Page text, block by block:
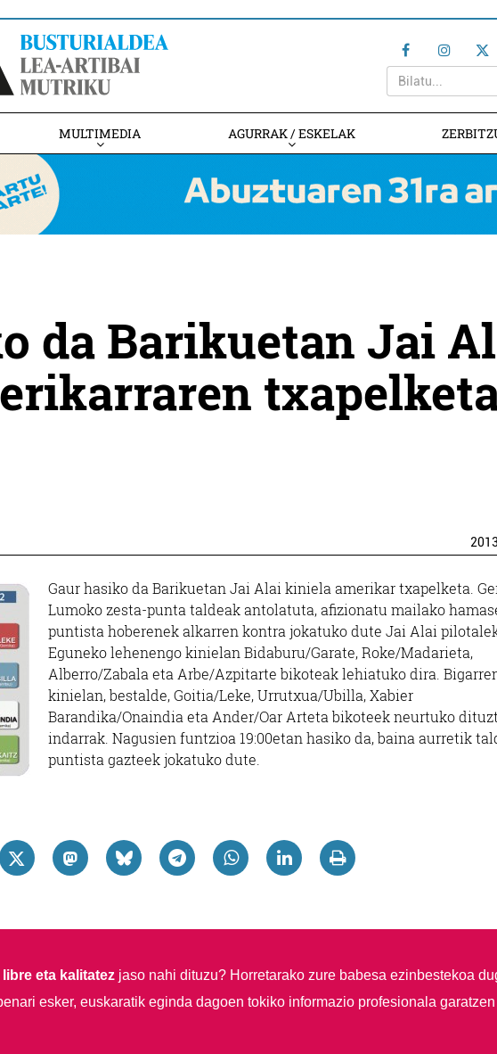
MULTIMEDIA AGURRAK / ESKELAK
da Barikuetan Jai
2013
Gaur hasiko da Barikuetan Jai Alai kiniela amerikar txapelketa.
Lumoko zesta-punta taldeak antolatuta, afizionatu mailako
puntista hoberenek alkarren kontra jokatuko dute Jai Alai
Eguneko lehenengo kinielan Bidaburu/Garate, Roke/Madarieta,
Alberro/Zabala eta Arbe/Azpitarte bikoteak lehiatuko dira.
kinielan, bestalde, Goitia/Leke, Urrutxua/Ubilla, Xabier
Barandika/Onaindia eta Ander/Oar Arteta bikoteek neurtuko
indarrak. Nagusien funtzioa 19:00etan hasiko da, baina aurretik
puntista gazteek jokatuko dute.
eta kalitatezjaso nahi dituzu? Horretarako zure babesa ezinbestekoa
esker, euskaratik eginda dagoen tokiko informazio profesionala garatzen